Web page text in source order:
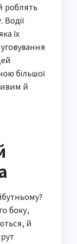
роблять
їх
більшої
й
боку,
й